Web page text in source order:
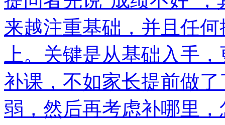
来越注重基础，并且任
上。关键是从基础入手
补课，不如家长提前做
弱，然后再考虑补哪里